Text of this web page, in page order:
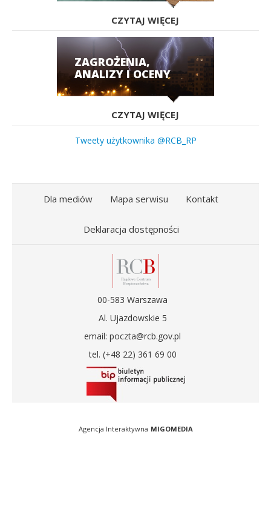
CZYTAJ WIĘCEJ
ZAGROŻENIA,
ANALIZY I OCENY
CZYTAJ WIĘCEJ
Tweety użytkownika @RCB_RP
Dla mediów Mapa serwisu Kontakt
Deklaracja dostępności
00-583 Warszawa
Al. Ujazdowskie 5
email: poczta@rcb.gov.pl
tel. (+48 22) 361 69 00
Agencja Interaktywna MIGOMEDIA